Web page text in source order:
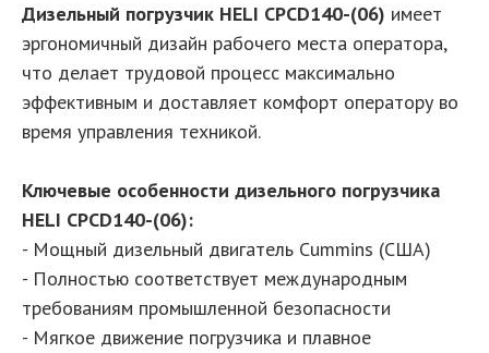
Дизельный погрузчик HELI CPCD140-(06) имеет
эргономичный дизайн рабочего места оператора,
что делает трудовой процесс максимально
эффективным и доставляет комфорт оператору во
время управления техникой.
Ключевые особенности дизельного погрузчика
HELI CPCD140-(06):
- Мощный дизельный двигатель Cummins (США)
- Полностью соответствует международным
требованиям промышленной безопасности
- Мягкое движение погрузчика и плавное